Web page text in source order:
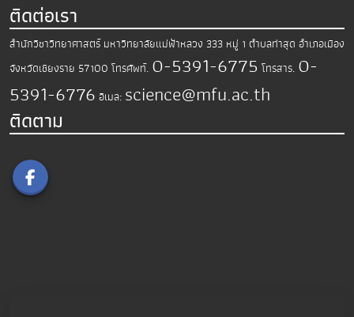
ติดต่อเรา
สำนักวิชาวิทยาศาสตร์ มหาวิทยาลัยแม่ฟ้าหลวง 333 หมู่ 1 ตำบลท่าสุด อำเภอเมือง
จังหวัดเชียงราย 57100 โทรศัพท์. 0-5391-6775 โทรสาร. 0-
5391-6776 อีเมล: science@mfu.ac.th
ติดตาม